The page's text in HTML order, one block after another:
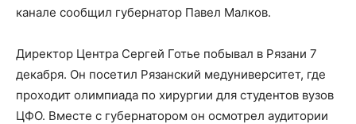
канале сообщил губернатор Павел Малков.
Директор Центра Сергей Готье побывал в Рязани 7
декабря. Он посетил Рязанский медуниверситет, где
проходит олимпиада по хирургии для студентов вузов
ЦФО. Вместе с губернатором он осмотрел аудитории